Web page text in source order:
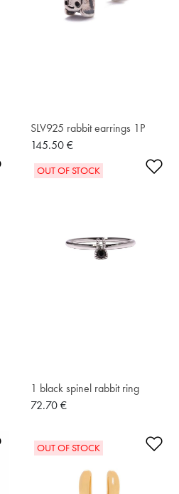
SLV925 rabbit earrings 1P
145.50 €
Ajouter à la liste de souhaits
OUT OF STOCK
1 black spinel rabbit ring
72.70 €
Ajouter à la liste de souhaits
OUT OF STOCK